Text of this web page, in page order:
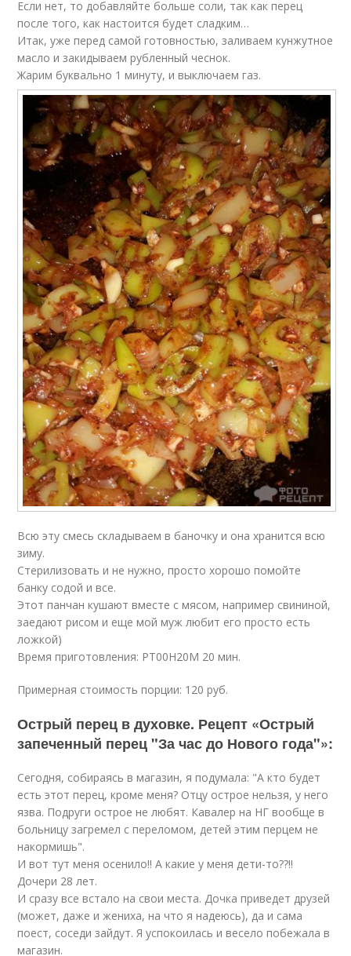
Если нет, то добавляйте больше соли, так как перец
после того, как настоится будет сладким…
Итак, уже перед самой готовностью, заливаем кунжутное
масло и закидываем рубленный чеснок.
Жарим буквально 1 минуту, и выключаем газ.
Всю эту смесь складываем в баночку и она хранится всю
зиму.
Стерилизовать и не нужно, просто хорошо помойте
банку содой и все.
Этот панчан кушают вместе с мясом, например свининой,
заедают рисом и еще мой муж любит его просто есть
ложкой)
Время приготовления: PT00H20M 20 мин.
Примерная стоимость порции: 120 руб.
Острый перец в духовке. Рецепт «Острый
запеченный перец "За час до Нового года"»:
Сегодня, собираясь в магазин, я подумала: "А кто будет
есть этот перец, кроме меня? Отцу острое нельзя, у него
язва. Подруги острое не любят. Кавалер на НГ вообще в
больницу загремел с переломом, детей этим перцем не
накормишь".
И вот тут меня осенило!! А какие у меня дети-то??!!
Дочери 28 лет.
И сразу все встало на свои места. Дочка приведет друзей
(может, даже и жениха, на что я надеюсь), да и сама
поест, соседи зайдут. Я успокоилась и весело побежала в
магазин.